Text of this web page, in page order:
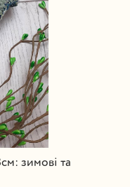
зимові та